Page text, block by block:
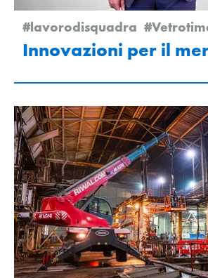
#lavorodisquadra
Innovazioni per il